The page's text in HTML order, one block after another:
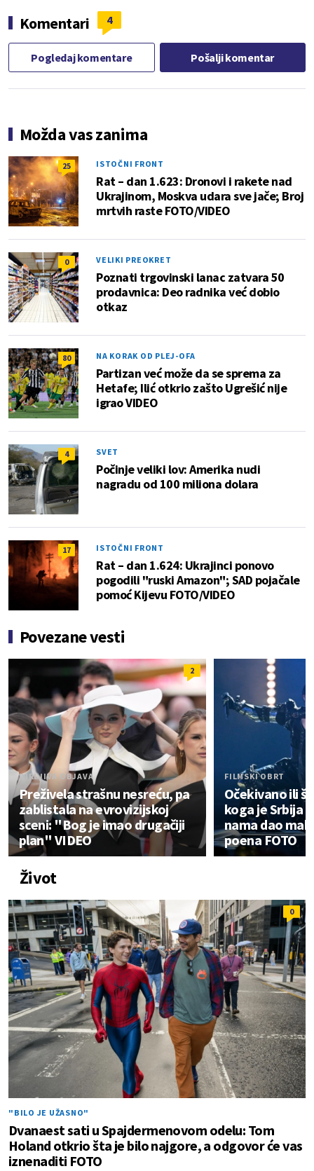
Komentari 4
Pogledaj komentare Pošalji komentar
Možda vas zanima
25 ISTOČNI FRONT
Rat – dan 1.623: Dronovi i rakete nad
Ukrajinom, Moskva udara sve jače; Broj
mrtvih raste FOTO/VIDEO
0 VELIKI PREOKRET
Poznati trgovinski lanac zatvara 50
prodavnica: Deo radnika već dobio
otkaz
80 NA KORAK OD PLEJ-OFA
Partizan već može da se sprema za
Hetafe; Ilić otkrio zašto Ugrešić nije
igrao VIDEO
4 SVET
Počinje veliki lov: Amerika nudi
nagradu od 100 miliona dolara
17 ISTOČNI FRONT
Rat – dan 1.624: Ukrajinci ponovo
pogodili "ruski Amazon"; SAD pojačale
pomoć Kijevu FOTO/VIDEO
Povezane vesti
2
DIRLJIVA OBJAVA
Preživela strašnu nesreću, pa
zablistala na evrovizijskoj
sceni: "Bog je imao drugačiji
plan" VIDEO
FILMSKI OBRT
Očekivano ili
koga je Srbija
nama dao
poena FOTO
Život
0
"BILO JE UŽASNO"
Dvanaest sati u Spajdermenovom odelu: Tom
Holand otkrio šta je bilo najgore, a odgovor će vas
iznenaditi FOTO